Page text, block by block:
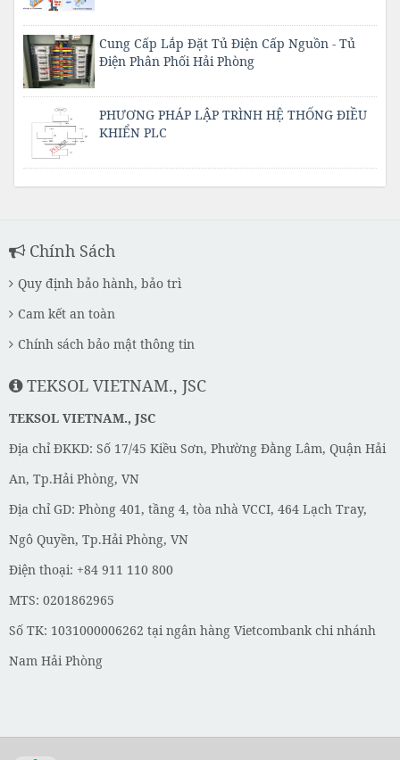
Cung Cấp Lắp Đặt Tủ Điện Cấp Nguồn - Tủ
Điện Phân Phối Hải Phòng
PHƯƠNG PHÁP LẬP TRÌNH HỆ THỐNG ĐIỀU
KHIỂN PLC
Chính Sách
Quy định bảo hành, bảo trì
Cam kết an toàn
Chính sách bảo mật thông tin
TEKSOL VIETNAM., JSC
TEKSOL VIETNAM., JSC
Địa chỉ ĐKKD: Số 17/45 Kiều Sơn, Phường Đằng Lâm, Quận Hải
An, Tp.Hải Phòng, VN
Địa chỉ GD: Phòng 401, tầng 4, tòa nhà VCCI, 464 Lạch Tray,
Ngô Quyền, Tp.Hải Phòng, VN
Điện thoại: +84 911 110 800
MTS: 0201862965
Số TK: 1031000006262 tại ngân hàng Vietcombank chi nhánh
Nam Hải Phòng